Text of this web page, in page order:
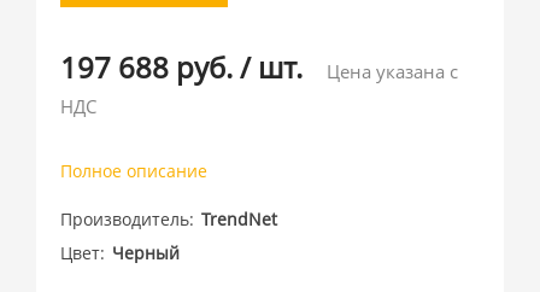
197 688 руб./ шт.
Цена указана с
НДС
Полное описание
Производитель TrendNet
Цвет Черный